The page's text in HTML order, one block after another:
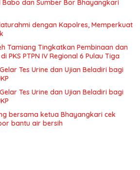
Babo dan Sumber Bor Bhayangkari
dengan Kapolres, Memperkuat
Tamiang Tingkatkan Pembinaan dan
PKS PTPN IV Regional 6 Pulau Tiga
Tes Urine dan Ujian Beladiri bagi
Tes Urine dan Ujian Beladiri bagi
bersama ketua Bhayangkari cek
bantu air bersih